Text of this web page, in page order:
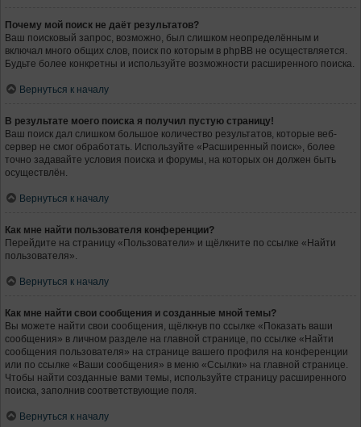
Почему мой поиск не даёт результатов?
Ваш поисковый запрос, возможно, был слишком неопределённым и
включал много общих слов, поиск по которым в phpBB не осуществляется.
Будьте более конкретны и используйте возможности расширенного поиска.
Вернуться к началу
В результате моего поиска я получил пустую страницу!
Ваш поиск дал слишком большое количество результатов, которые веб-
сервер не смог обработать. Используйте «Расширенный поиск», более
точно задавайте условия поиска и форумы, на которых он должен быть
осуществлён.
Вернуться к началу
Как мне найти пользователя конференции?
Перейдите на страницу «Пользователи» и щёлкните по ссылке «Найти
пользователя».
Вернуться к началу
Как мне найти свои сообщения и созданные мной темы?
Вы можете найти свои сообщения, щёлкнув по ссылке «Показать ваши
сообщения» в личном разделе на главной странице, по ссылке «Найти
сообщения пользователя» на странице вашего профиля на конференции
или по ссылке «Ваши сообщения» в меню «Ссылки» на главной странице.
Чтобы найти созданные вами темы, используйте страницу расширенного
поиска, заполнив соответствующие поля.
Вернуться к началу